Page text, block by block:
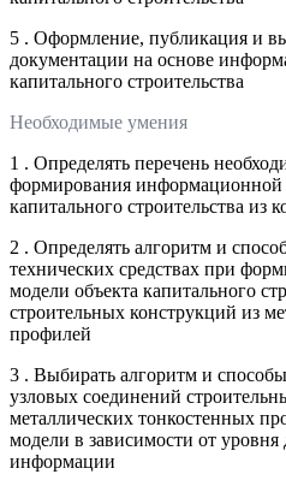
5 . Оформление, публикация и
документации на основе
капитального строительства
Необходимые умения
1 . Определять перечень
формирования информационной
капитального строительства из
2 . Определять алгоритм и
технических средствах при
модели объекта капитального
строительных конструкций из
профилей
3 . Выбирать алгоритм и
узловых соединений
металлических тонкостенных
модели в зависимости от уровня
информации